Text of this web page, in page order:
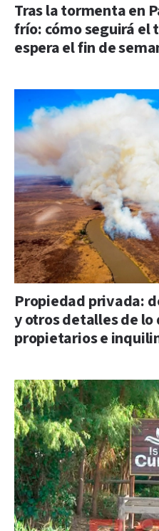
Tras la tormenta en
frío: cómo seguirá el
espera el fin de
Propiedad privada:
y otros detalles de lo
propietarios e